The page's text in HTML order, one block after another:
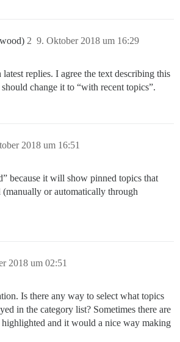
9. Oktober 2018 um 16:29
2
replies. I agree the text describing this
change it to “with recent topics”.
2018 um 16:51
because it will show pinned topics that
(manually or automatically through
2018 um 02:51
Is there any way to select what topics
in the category list? Sometimes there are
highlighted and it would a nice way making